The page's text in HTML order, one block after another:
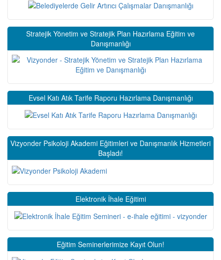
Stratejik Yönetim ve Stratejik Plan Hazırlama Eğitim ve
Danışmanlığı
Evsel Katı Atık Tarife Raporu Hazırlama Danışmanlığı
Vizyonder Psikoloji Akademi Eğitimleri ve Danışmanlık Hizmetleri
Başladı!
Elektronik İhale Eğitimi
Eğitim Seminerlerimize Kayıt Olun!